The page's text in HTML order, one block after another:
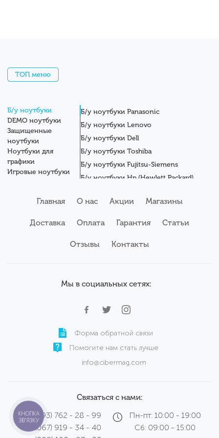
ТОП меню
Б/у ноутбуки
DEMO ноутбуки
Защищенные
ноутбуки
Ноутбуки для
графики
Игровые ноутбуки
Мониторы
Серверы
Б/у ноутбуки Panasonic
Б/у ноутбуки Lenovo
Б/у ноутбуки Dell
Б/у ноутбуки Toshiba
Б/у ноутбуки Fujitsu-Siemens
Б/у ноутбуки Hp (Hewlett Packard)
Б/у ноутбуки Asus
Б/у ноутбуки Samsung
Главная О нас Акции Магазины
Доставка Оплата Гарантия Статьи
Отзывы Контакты
Мы в социальных сетях:
Форма обратной связи
Помогите нам стать лучше
info@cibermag.com
Связаться с нами:
(093) 762 - 28 - 99
(067) 919 - 34 - 40
Пн-пт: 10:00 - 19:00
Сб: 09:00 - 15:00
КНОПКА
ЗВ'ЯЗКУ